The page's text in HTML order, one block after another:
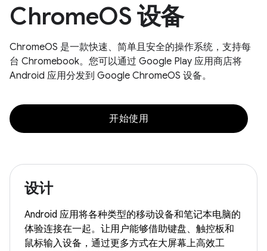
ChromeOS 设备
ChromeOS 是一款快速、简单且安全的操作系统，支持每
台 Chromebook。您可以通过 Google Play 应用商店将
Android 应用分发到 Google ChromeOS 设备。
开始使用
设计
Android 应用将各种类型的移动设备和笔记本电脑的
体验连接在一起。让用户能够借助键盘、触控板和
鼠标输入设备，通过更多方式在大屏幕上高效工